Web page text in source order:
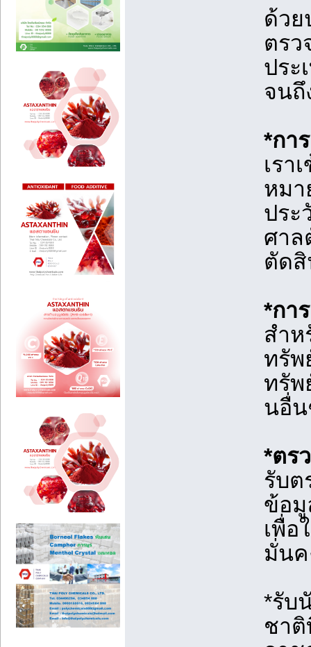
ด้วย
ตรว
ประ
จนถึ
*กา
เรา
หมา
ประ
ศาล
ตัดสิ
*กา
สำห
ทรัพ
ทรัพ
นอื่น
*ตร
รับต
ข้อมู
เพื่อ
มั่น
*รับ
ชาติ